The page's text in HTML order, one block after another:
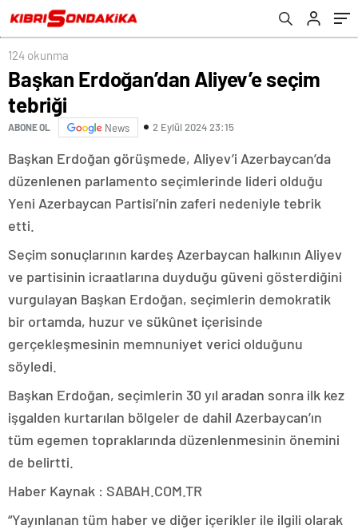
124 okunma
Başkan Erdoğan’dan Aliyev’e seçim
tebriği
ABONE OL News 2 Eylül 2024 23:15
Başkan Erdoğan görüşmede, Aliyev’i Azerbaycan’da
düzenlenen parlamento seçimlerinde lideri olduğu
Yeni Azerbaycan Partisi’nin zaferi nedeniyle tebrik
etti.
Seçim sonuçlarının kardeş Azerbaycan halkının Aliyev
ve partisinin icraatlarına duyduğu güveni gösterdiğini
vurgulayan Başkan Erdoğan, seçimlerin demokratik
bir ortamda, huzur ve sükûnet içerisinde
gerçekleşmesinin memnuniyet verici olduğunu
söyledi.
Başkan Erdoğan, seçimlerin 30 yıl aradan sonra ilk kez
işgalden kurtarılan bölgeler de dahil Azerbaycan’ın
tüm egemen topraklarında düzenlenmesinin önemini
de belirtti.
Haber Kaynak : SABAH.COM.TR
“Yayınlanan tüm haber ve diğer içerikler ile ilgili olarak